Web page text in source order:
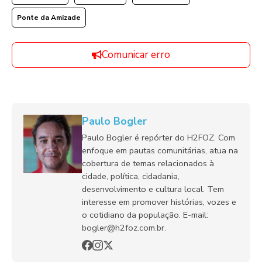
Ponte da Amizade
Comunicar erro
Paulo Bogler
Paulo Bogler é repórter do H2FOZ. Com
enfoque em pautas comunitárias, atua na
cobertura de temas relacionados à
cidade, política, cidadania,
desenvolvimento e cultura local. Tem
interesse em promover histórias, vozes e
o cotidiano da população. E-mail:
bogler@h2foz.com.br.